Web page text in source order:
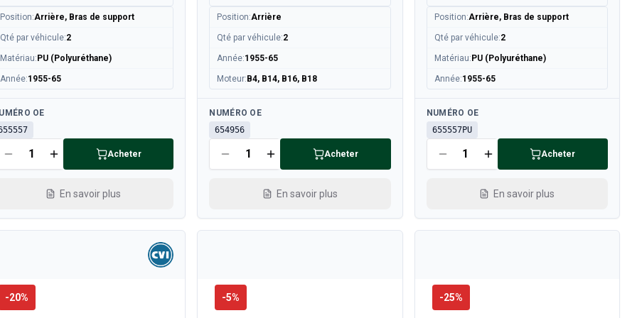
Position:Arrière, Bras de support
Qté par véhicule:2
Matériau: PU (Polyuréthane)
Année:1955-65
OE
Acheter
En savoir plus
Position:Arrière
Qté par véhicule:2
Année:1955-65
Moteur: B4, B14, B16, B18
Disponible
NUMÉRO OE
654956
Acheter
En savoir plus
Position:Arrière, Bras de support
Qté par véhicule:2
Matériau: PU (Polyuréthane)
Année:1955-65
Disponible
NUMÉRO OE
655557PU
Acheter
En savoir plus
-20% -5% -25%